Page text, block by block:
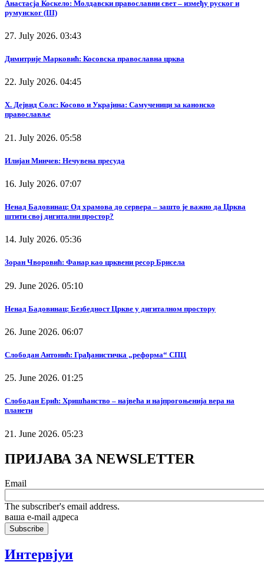
Анастасја Коскело: Молдавски православни свет – између руског и
румунског (III)
27. July 2026. 03:43
Димитрије Марковић: Косовска православна црква
22. July 2026. 04:45
Х. Дејвид Солс: Косово и Украјина: Самученици за канонско
православље
21. July 2026. 05:58
Илијан Минчев: Нечувена пресуда
16. July 2026. 07:07
Ненад Бадовинац: Од храмова до сервера – зашто је важно да Црква
штити свој дигитални простор?
14. July 2026. 05:36
Зоран Чворовић: Фанар као црквени ресор Брисела
29. June 2026. 05:10
Ненад Бадовинац: Безбедност Цркве у дигиталном простору
26. June 2026. 06:07
Слободан Антонић: Грађанистичка „реформа“ СПЦ
25. June 2026. 01:25
Слободан Ерић: Хришћанство – највећа и најпрогоњенија вера на
планети
21. June 2026. 05:23
ПРИЈАВА ЗА NEWSLETTER
Email
The subscriber's email address.
ваша е-mail адреса
Интервјуи